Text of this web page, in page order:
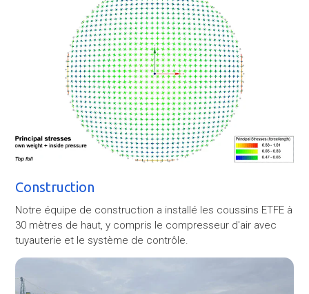
Construction
Notre équipe de construction a installé les coussins ETFE à
30 mètres de haut, y compris le compresseur d'air avec
tuyauterie et le système de contrôle.